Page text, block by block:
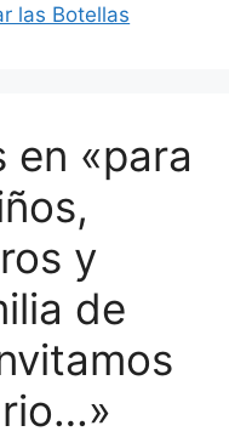
las Botellas
en «para
y
de